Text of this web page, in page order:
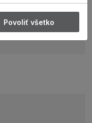
Povoliť všetko